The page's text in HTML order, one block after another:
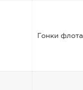
Гонки флота